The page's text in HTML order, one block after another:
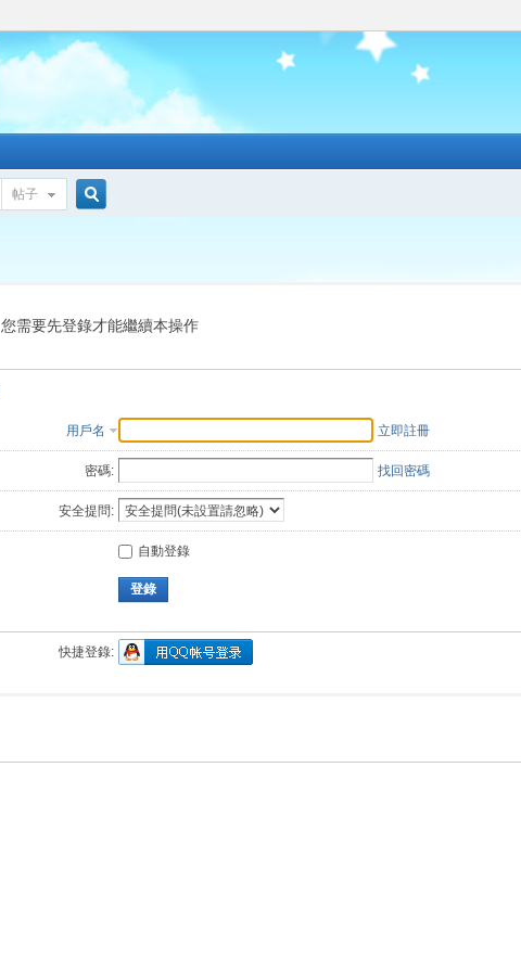
帖子
索
您需要先登錄才能繼續本操作
用戶名 立即註冊
密碼: 找回密碼
安全提問:
自動登錄
登錄
快捷登錄: